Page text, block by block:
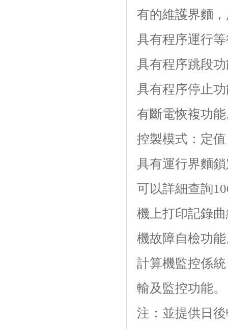
有的維護界麵
具有程序運行等待
具有程序跳段功能
具有程序停止功能
有斷電恢複功能
控製模式：定值
具有運行界麵鎖定
可以詳細查詢100
機上打印記錄
機故障自檢功能
計算機監控係統
輸及監控功能。
注：並提供日